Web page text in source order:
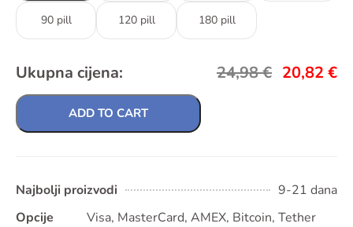
90 pill 120 pill 180 pill
Ukupna cijena: 24,98€ 20,82 €
ADD TO CART
Najbolji proizvodi
9-21 dana
Opcije
Visa, MasterCard, AMEX, Bitcoin, Tether